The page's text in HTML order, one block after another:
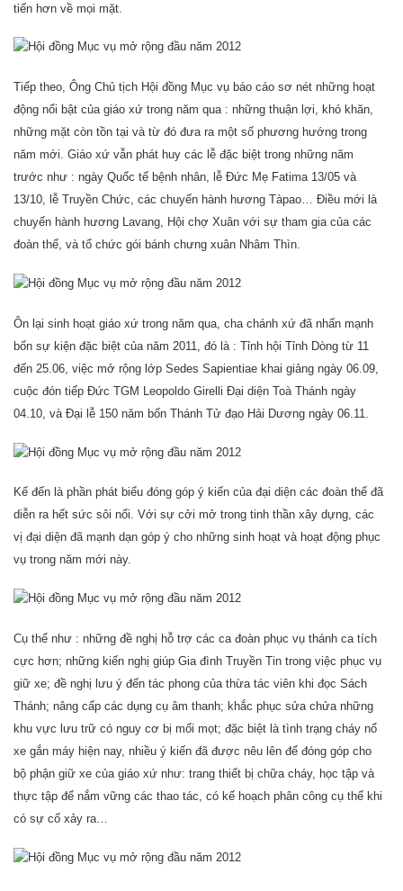
tiến hơn về mọi mặt.
Tiếp theo, Ông Chủ tịch Hội đồng Mục vụ báo cáo sơ nét những hoạt
động nổi bật của giáo xứ trong năm qua : những thuận lợi, khó khăn,
những mặt còn tồn tại và từ đó đưa ra một số phương hướng trong
năm mới. Giáo xứ vẫn phát huy các lễ đặc biệt trong những năm
trước như : ngày Quốc tế bệnh nhân, lễ Đức Mẹ Fatima 13/05 và
13/10, lễ Truyền Chức, các chuyến hành hương Tàpao… Điều mới là
chuyến hành hương Lavang, Hội chợ Xuân với sự tham gia của các
đoàn thể, và tổ chức gói bánh chưng xuân Nhâm Thìn.
Ôn lại sinh hoạt giáo xứ trong năm qua, cha chánh xứ đã nhấn mạnh
bốn sự kiện đặc biệt của năm 2011, đó là : Tỉnh hội Tỉnh Dòng từ 11
đến 25.06, việc mở rộng lớp Sedes Sapientiae khai giảng ngày 06.09,
cuộc đón tiếp Đức TGM Leopoldo Girelli Đại diện Toà Thánh ngày
04.10, và Đại lễ 150 năm bốn Thánh Tử đạo Hải Dương ngày 06.11
Kế đến là phần phát biểu đóng góp ý kiến của đại diện các đoàn thể đã
diễn ra hết sức sôi nổi. Với sự cởi mở trong tinh thần xây dựng, các
vị đại diện đã mạnh dạn góp ý cho những sinh hoạt và hoạt động phục
vụ trong năm mới này.
Cụ thể như : những đề nghị hỗ trợ các ca đoàn phục vụ thánh ca tích
cực hơn; những kiến nghị giúp Gia đình Truyền Tin trong việc phục vụ
giữ xe; đề nghị lưu ý đến tác phong của thừa tác viên khi đọc Sách
Thánh; nâng cấp các dụng cụ âm thanh; khắc phục sửa chửa những
khu vực lưu trữ có nguy cơ bị mối mọt; đặc biệt là tình trạng cháy nổ
xe gắn máy hiện nay, nhiều ý kiến đã được nêu lên để đóng góp cho
bộ phận giữ xe của giáo xứ như: trang thiết bị chữa cháy, học tập và
thực tập để nắm vững các thao tác, có kế hoạch phân công cụ thể khi
có sự cố xảy ra…